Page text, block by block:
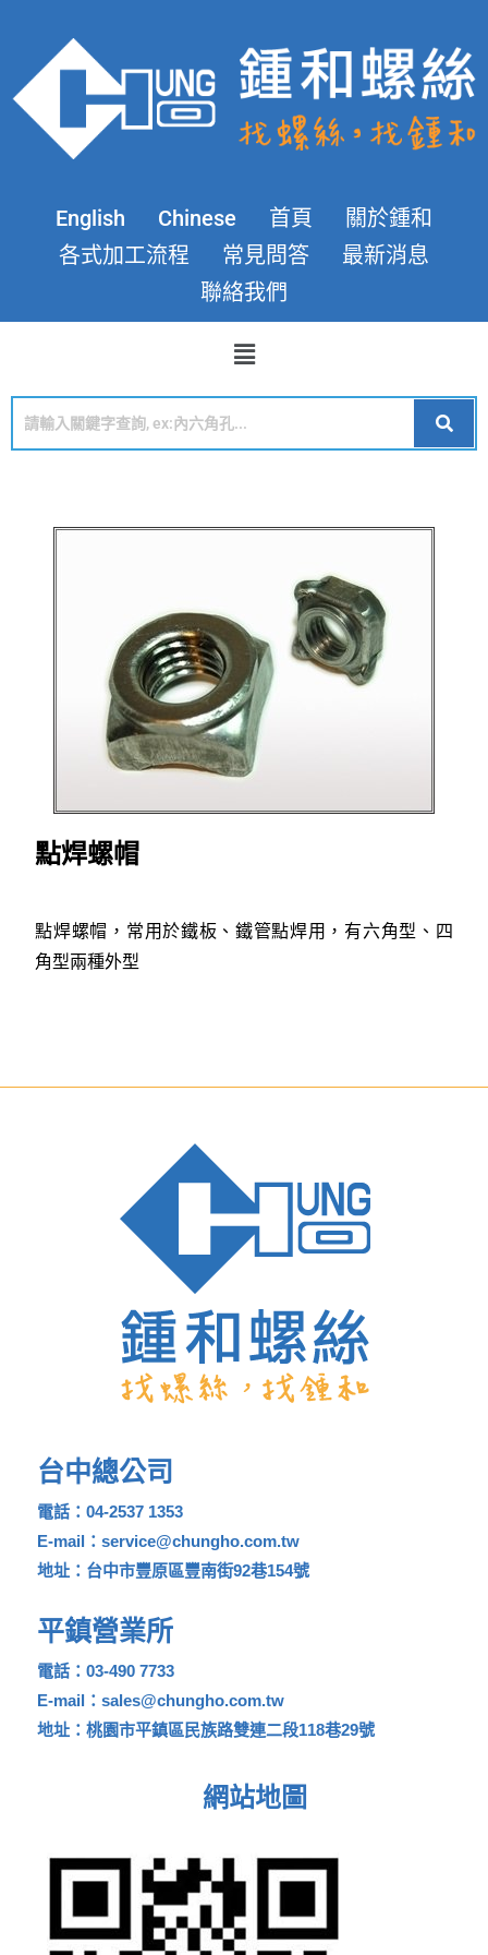
English Chinese 首頁
關於鍾和
各式加工流程
常見問答
最新消息
聯絡我們
點焊螺帽
點焊螺帽，常用於鐵板、鐵管點焊用，有六角型、四
角型兩種外型
台中總公司
電話：04-2537 1353
E-mail：service@chungho.com.tw
地址：台中市豐原區豐南街92巷154號
平鎮營業所
電話：03-490 7733
E-mail：sales@chungho.com.tw
地址：桃園市平鎮區民族路雙連二段118巷29號
網站地圖